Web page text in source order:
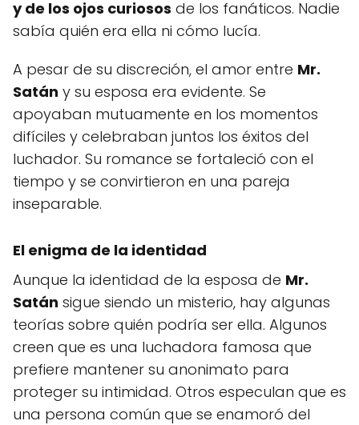
y de los ojos curiosos de los fanáticos. Nadie
sabía quién era ella ni cómo lucía.
A pesar de su discreción, el amor entre Mr.
Satán y su esposa era evidente. Se
apoyaban mutuamente en los momentos
difíciles y celebraban juntos los éxitos del
luchador. Su romance se fortaleció con el
tiempo y se convirtieron en una pareja
inseparable.
El enigma de la identidad
Aunque la identidad de la esposa de Mr.
Satán sigue siendo un misterio, hay algunas
teorías sobre quién podría ser ella. Algunos
creen que es una luchadora famosa que
prefiere mantener su anonimato para
proteger su intimidad. Otros especulan que es
una persona común que se enamoró del